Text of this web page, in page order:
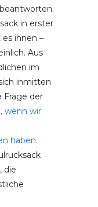
in erster
es ihnen –
Aus
im
inmitten
Frage der
wenn wir
haben.
die